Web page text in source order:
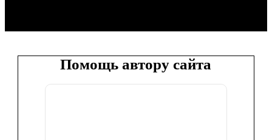
Помощь автору сайта